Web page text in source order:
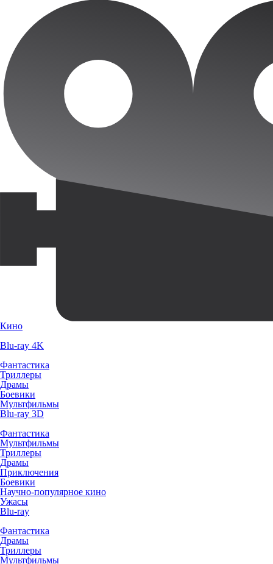
Кино
Blu-ray 4K
Фантастика
Триллеры
Драмы
Боевики
Мультфильмы
Blu-ray 3D
Фантастика
Мультфильмы
Триллеры
Драмы
Приключения
Боевики
Научно-популярное кино
Ужасы
Blu-ray
Фантастика
Драмы
Триллеры
Мультфильмы